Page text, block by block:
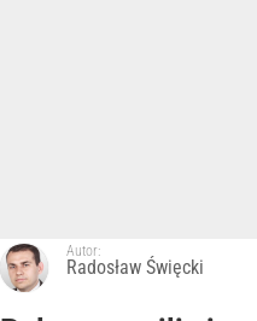
Autor:
Radosław Święcki